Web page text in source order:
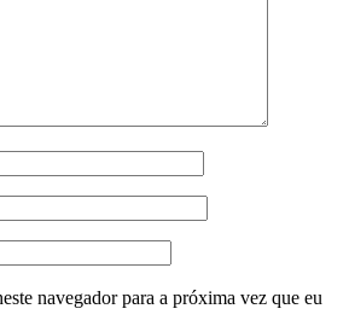
navegador para a próxima vez que eu